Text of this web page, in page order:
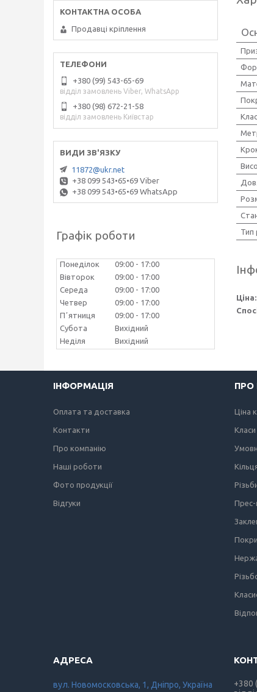
Тип
Ціна:
Продавці кріплення
+380 (99) 543-65-69
відділ замовлень Viber, WhatsApp
+380 (98) 672-21-58
відділ замовлень Київстар
11872@ukr.net
+38 099 543•65•69 Viber
+38 099 543•65•69 WhatsApp
Графік роботи
Понеділок 09:00
17:00
Вівторок
09:00
17:00
Середа
09:00
17:00
Четвер
09:00
17:00
Пʼятниця
09:00
17:00
Субота
Вихідний
Неділя
Вихідний
ІНФОРМАЦІЯ
Оплата та доставка
Контакти
Про компанію
Наші роботи
Фото продукції
Відгуки
ПРО
Ціна
Класи
Прес-
вул. Новомосковська, 1, Дніпро, Україна
+380